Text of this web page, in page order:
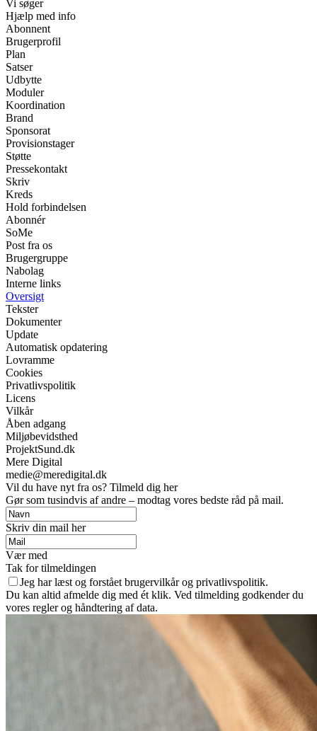
Vi søger
Hjælp med info
Abonnent
Brugerprofil
Plan
Satser
Udbytte
Moduler
Koordination
Brand
Sponsorat
Provisionstager
Støtte
Pressekontakt
Skriv
Kreds
Hold forbindelsen
Abonnér
SoMe
Post fra os
Brugergruppe
Nabolag
Interne links
Oversigt
Tekster
Dokumenter
Update
Automatisk opdatering
Lovramme
Cookies
Privatlivspolitik
Licens
Vilkår
Åben adgang
Miljøbevidsthed
ProjektSund.dk
Mere Digital
medie@meredigital.dk
Vil du have nyt fra os? Tilmeld dig her
Gør som tusindvis af andre – modtag vores bedste råd på mail.
Skriv din mail her
Vær med
Tak for tilmeldingen
Jeg har læst og forstået brugervilkår og privatlivspolitik.
Du kan altid afmelde dig med ét klik. Ved tilmelding godkender du
vores regler og håndtering af data.